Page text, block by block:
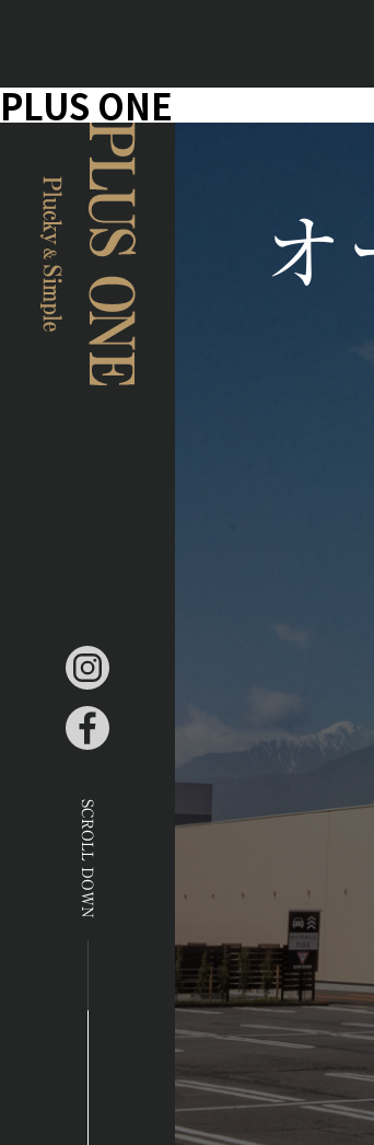
PLUS ONE
SCROLL DOWN